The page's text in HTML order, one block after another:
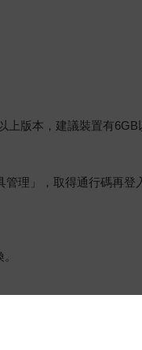
版本，建議裝置有6GB
理」，取得通行碼再登